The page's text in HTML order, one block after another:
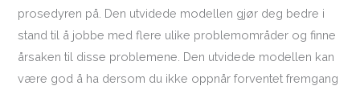
prosedyren på. Den utvidede modellen gjør deg bedre i
stand til å jobbe med flere ulike problemområder og finne
årsaken til disse problemene. Den utvidede modellen kan
være god å ha dersom du ikke oppnår forventet fremgang